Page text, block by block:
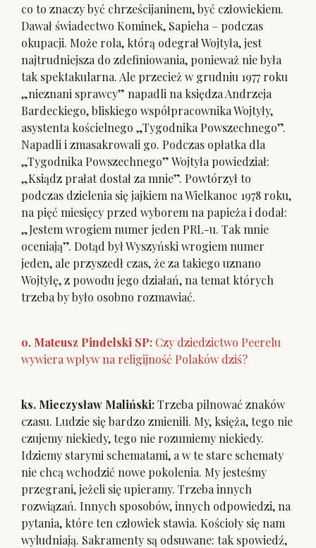
co to znaczy być chrześcijaninem, być człowiekiem.
Dawał świadectwo Kominek, Sapieha – podczas
okupacji. Może rola, którą odegrał Wojtyła, jest
najtrudniejsza do zdefiniowania, ponieważ nie była
tak spektakularna. Ale przecież w grudniu 1977 roku
„nieznani sprawcy” napadli na księdza Andrzeja
Bardeckiego, bliskiego współpracownika Wojtyły,
asystenta kościelnego „Tygodnika Powszechnego”.
Napadli i zmasakrowali go. Podczas opłatka dla
„Tygodnika Powszechnego” Wojtyła powiedział:
„Ksiądz prałat dostał za mnie”. Powtórzył to
podczas dzielenia się jajkiem na Wielkanoc 1978 roku,
na pięć miesięcy przed wyborem na papieża i dodał:
„Jestem wrogiem numer jeden PRL-u. Tak mnie
oceniają”. Dotąd był Wyszyński wrogiem numer
jeden, ale przyszedł czas, że za takiego uznano
Wojtyłę, z powodu jego działań, na temat których
trzeba by było osobno rozmawiać.
o. Mateusz Pindelski SP: Czy dziedzictwo Peerelu
wywiera wpływ na religijność Polaków dziś?
ks. Mieczysław Maliński:Trzeba pilnować znaków
czasu. Ludzie się bardzo zmienili. My, księża, tego nie
czujemy niekiedy, tego nie rozumiemy niekiedy.
Idziemy starymi schematami, a w te stare schematy
nie chcą wchodzić nowe pokolenia. My jesteśmy
przegrani, jeżeli się upieramy. Trzeba innych
rozwiązań. Innych sposobów, innych odpowiedzi, na
pytania, które ten człowiek stawia. Kościoły się nam
wyludniają. Sakramenty są odsuwane: tak spowiedź,